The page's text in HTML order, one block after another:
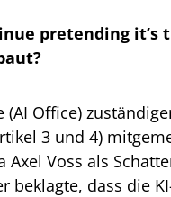
pretending it’s
Office)
3 und 4)
Axel Voss als
beklagte, dass die